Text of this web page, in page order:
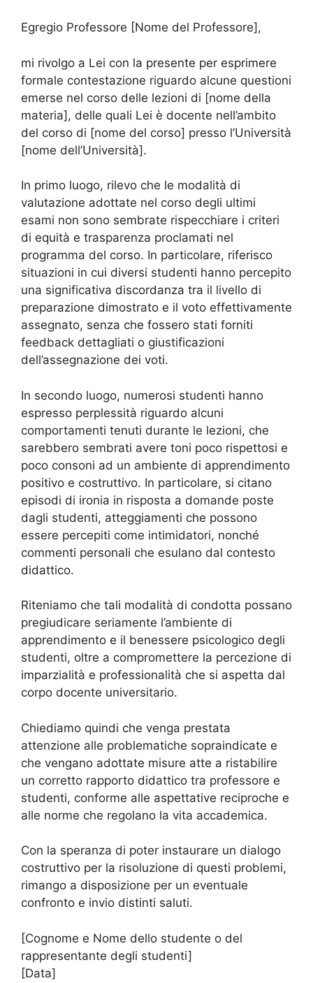
Egregio Professore [Nome del Professore],
mi rivolgo a Lei con la presente per esprimere
formale contestazione riguardo alcune questioni
emerse nel corso delle lezioni di [nome della
materia], delle quali Lei è docente nell’ambito
del corso di [nome del corso] presso l’Università
[nome dell’Università].
In primo luogo, rilevo che le modalità di
valutazione adottate nel corso degli ultimi
esami non sono sembrate rispecchiare i criteri
di equità e trasparenza proclamati nel
programma del corso. In particolare, riferisco
situazioni in cui diversi studenti hanno percepito
una significativa discordanza tra il livello di
preparazione dimostrato e il voto effettivamente
assegnato, senza che fossero stati forniti
feedback dettagliati o giustificazioni
dell’assegnazione dei voti.
In secondo luogo, numerosi studenti hanno
espresso perplessità riguardo alcuni
comportamenti tenuti durante le lezioni, che
sarebbero sembrati avere toni poco rispettosi e
poco consoni ad un ambiente di apprendimento
positivo e costruttivo. In particolare, si citano
episodi di ironia in risposta a domande poste
dagli studenti, atteggiamenti che possono
essere percepiti come intimidatori, nonché
commenti personali che esulano dal contesto
didattico.
Riteniamo che tali modalità di condotta possano
pregiudicare seriamente l’ambiente di
apprendimento e il benessere psicologico degli
studenti, oltre a compromettere la percezione di
imparzialità e professionalità che si aspetta dal
corpo docente universitario.
Chiediamo quindi che venga prestata
attenzione alle problematiche sopraindicate e
che vengano adottate misure atte a ristabilire
un corretto rapporto didattico tra professore e
studenti, conforme alle aspettative reciproche e
alle norme che regolano la vita accademica.
Con la speranza di poter instaurare un dialogo
costruttivo per la risoluzione di questi problemi,
rimango a disposizione per un eventuale
confronto e invio distinti saluti.
[Cognome e Nome dello studente o del
rappresentante degli studenti]
[Data]